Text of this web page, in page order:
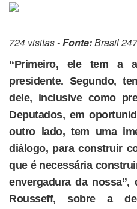
724 visitas -Fonte:Brasil 247
“Primeiro, ele tem a
presidente. Segundo,
dele, inclusive como
Deputados, em
outro lado, tem uma
diálogo, para construir
que é necessária
envergadura da nossa”,
Rousseff, sobre a